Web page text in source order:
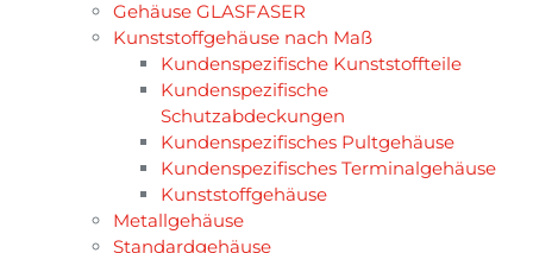
Gehäuse GLASFASER
Kunststoffgehäuse nach Maß
Kundenspezifische Kunststoffteile
Kundenspezifische
Schutzabdeckungen
Kundenspezifisches Pultgehäuse
Kundenspezifisches Terminalgehäuse
Kunststoffgehäuse
Metallgehäuse
Standardgehäuse